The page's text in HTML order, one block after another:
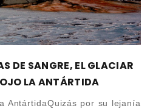
DE SANGRE, EL GLACIAR
LA ANTÁRTIDA
AntártidaQuizás por su lejanía